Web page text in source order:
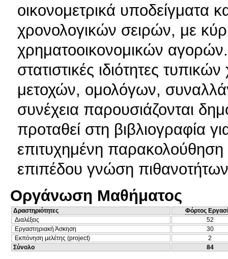
οικονομετρικά υποδείγματα
χρονολογικών σειρών, με
χρηματοοικονομικών αγορών.
στατιστικές ιδιότητες
μετοχών, ομολόγων,
συνέχεια παρουσιάζονται
προταθεί στη βιβλιογραφία
επιτυχημένη
επιπέδου γνώση πιθανοτήτων,
Οργάνωση Μαθήματος
Δραστηριότητες
Φόρτος
Διαλέξεις
52
Εργαστηριακή Άσκηση
30
Εκπόνηση μελέτης (project)
2
Σύνολο
84